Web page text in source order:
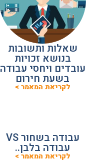
שאלות ותשובות
בנושא זכויות
עובדים ויחסי עבודה
בשעת חירום
לקריאת המאמר >
עבודה בשחור VS
עבודה בלבן..
לקריאת המאמר >